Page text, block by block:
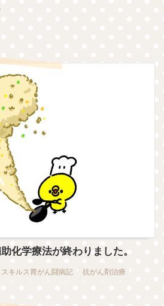
化学療法が終わりました。
スキルス胃がん闘病記 抗がん剤治療